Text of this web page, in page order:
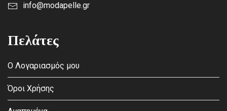
info@modapelle.gr
Πελάτες
Ο Λογαριασμός μου
Όροι Χρήσης